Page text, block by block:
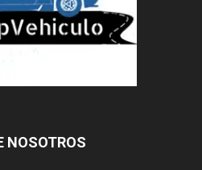
NOSOTROS